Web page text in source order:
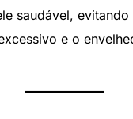
saudável, evitando
e o